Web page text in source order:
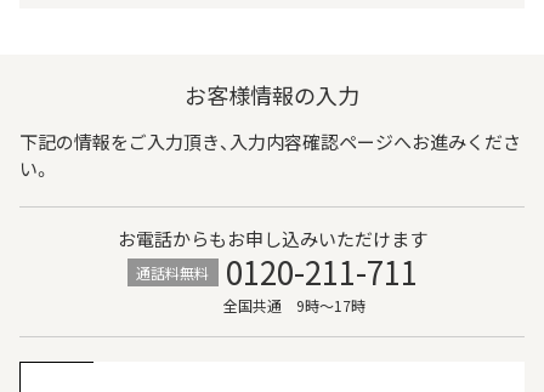
お客様情報の入力
下記の情報をご入力頂き、入力内容確認ページへお進みくださ
い。
お電話からもお申し込みいただけます
通話料無料 0120-211-711
全国共通 9時～17時